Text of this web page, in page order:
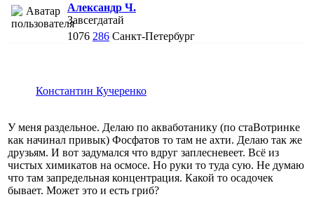
Александр Ч.
Завсегдатай
1076 286 Санкт-Петербург
Константин Кучеренко
У меня раздельное. Делаю по акваботанику (по стаВотринке
как начинал привык) Фосфатов то там не ахти. Делаю так же
друзьям. И вот задумался что вдруг заплесневеет. Всё из
чистых химикатов на осмосе. Но руки то туда сую. Не думаю
что там запредельная концентрация. Какой то осадочек
бывает. Может это и есть гриб?